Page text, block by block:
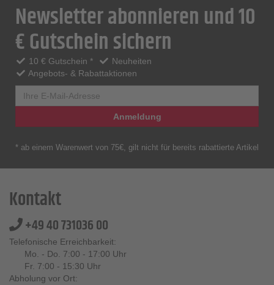
Newsletter abonnieren und 10
€ Gutschein sichern
10 € Gutschein *
Neuheiten
Angebots- & Rabattaktionen
Anmeldung
* ab einem Warenwert von 75€, gilt nicht für bereits rabattierte Artikel
Kontakt
+49 40 731036 00
Telefonische Erreichbarkeit:
Mo. - Do. 7:00 - 17:00 Uhr
Fr. 7:00 - 15:30 Uhr
Abholung vor Ort: